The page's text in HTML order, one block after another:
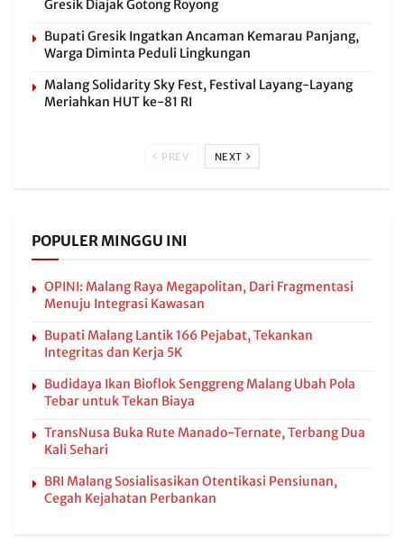
Gresik Diajak Gotong Royong
Bupati Gresik Ingatkan Ancaman Kemarau Panjang,
Warga Diminta Peduli Lingkungan
Malang Solidarity Sky Fest, Festival Layang-Layang
Meriahkan HUT ke-81 RI
PREV NEXT
POPULER MINGGU INI
OPINI: Malang Raya Megapolitan, Dari Fragmentasi
Menuju Integrasi Kawasan
Bupati Malang Lantik 166 Pejabat, Tekankan
Integritas dan Kerja 5K
Budidaya Ikan Bioflok Senggreng Malang Ubah Pola
Tebar untuk Tekan Biaya
TransNusa Buka Rute Manado-Ternate, Terbang Dua
Kali Sehari
BRI Malang Sosialisasikan Otentikasi Pensiunan,
Cegah Kejahatan Perbankan